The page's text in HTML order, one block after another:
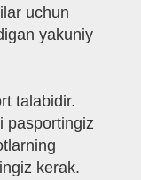
uchun
yakuniy
talabidir.
pasportingiz
kerak.